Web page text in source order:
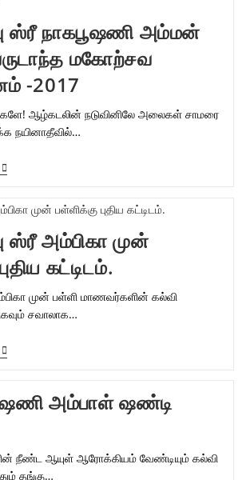
ஸ்ரீ நாகபூஷணி அம்மன்
மகோற்சவ
-2017
ஆழ்கடலின் நடுவினிலே அலைகள் சாமரை
நயினாதீவில்…
வருடாந்த
விஞ்ஞாபனம்
-2017
ஸ்ரீ அம்பிகா முன்
கட்டிடம்.
முன் பள்ளி மாணவர்களின் கல்வி
சவாலாக…
அம்பாள் ஷண்டி
நீண்ட ஆயுள் ஆரோக்கியம் வேண்டியும் கல்வி
தங்கு…